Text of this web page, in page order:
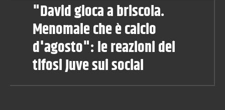
"David gioca a briscola.
Menomale che è calcio
d'agosto": le reazioni dei
tifosi Juve sui social